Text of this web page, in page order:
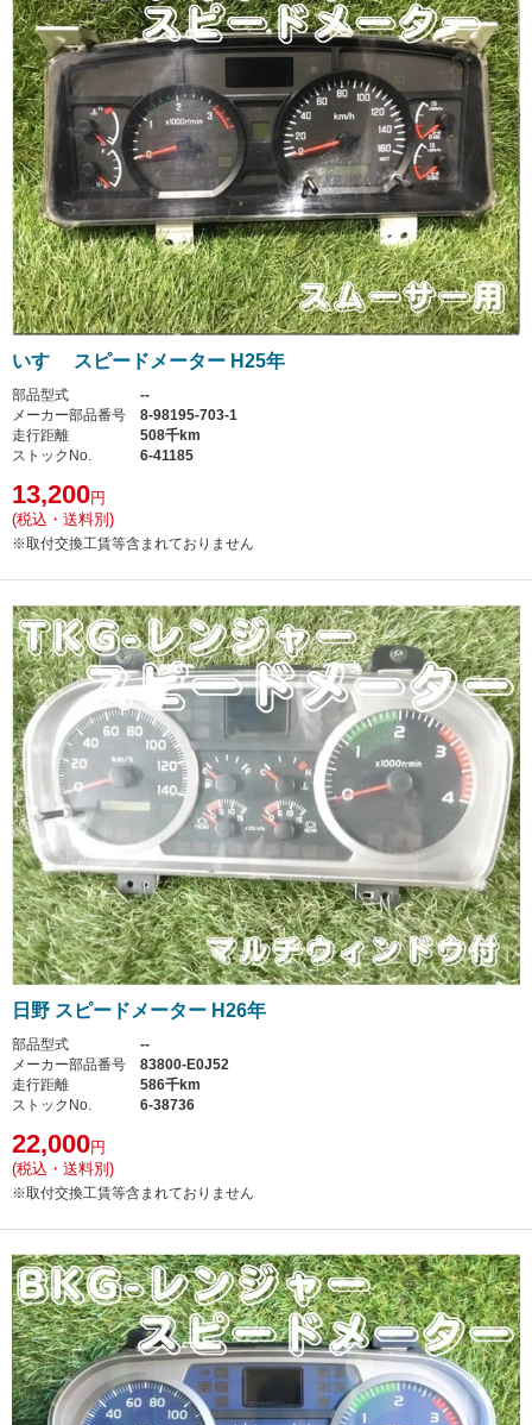
いすゞ スピードメーター H25年
部品型式
--
メーカー部品番号
8-98195-703-1
走行距離
508千km
ストックNo.
6-41185
13,200円
(税込・送料別)
※取付交換工賃等含まれておりません
日野 スピードメーター H26年
部品型式
--
メーカー部品番号
83800-E0J52
走行距離
586千km
ストックNo.
6-38736
22,000円
(税込・送料別)
※取付交換工賃等含まれておりません